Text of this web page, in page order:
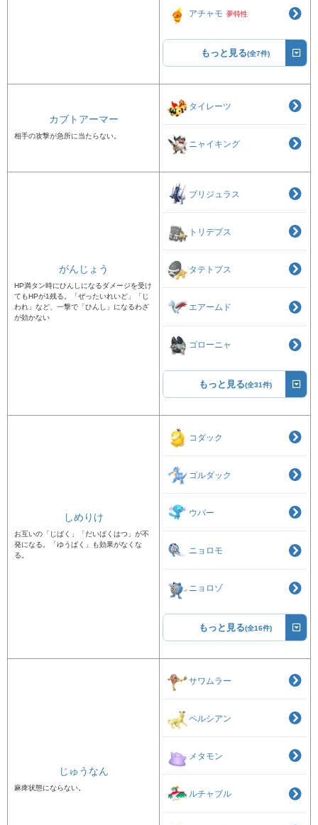
アチャモ 夢特性
もっと見る(全7件)
カブトアーマー
相手の攻撃が急所に当たらない。
タイレーツ
ニャイキング
がんじょう
HP満タン時にひんしになるダメージを受け
てもHPが1残る。「ぜったいれいど」「じ
われ」など、一撃で「ひんし」になるわざ
が効かない
ブリジュラス
トリデプス
タテトプス
エアームド
ゴローニャ
もっと見る(全31件)
しめりけ
お互いの「じばく」「だいばくはつ」が不
発になる。「ゆうばく」も効果がなくな
る。
コダック
ゴルダック
ウパー
ニョロモ
ニョロゾ
もっと見る(全16件)
じゅうなん
麻痺状態にならない。
サワムラー
ペルシアン
メタモン
ルチャブル